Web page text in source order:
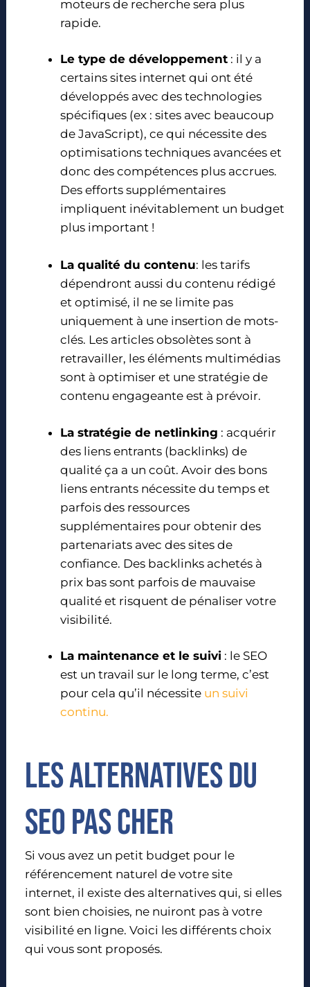
moteurs de recherche sera plus
rapide.
Le type de développement : il y a
certains sites internet qui ont été
développés avec des technologies
spécifiques (ex : sites avec beaucoup
de JavaScript), ce qui nécessite des
optimisations techniques avancées et
donc des compétences plus accrues.
Des efforts supplémentaires
impliquent inévitablement un budget
plus important !
La qualité du contenu: les tarifs
dépendront aussi du contenu rédigé
et optimisé, il ne se limite pas
uniquement à une insertion de mots-
clés. Les articles obsolètes sont à
retravailler, les éléments multimédias
sont à optimiser et une stratégie de
contenu engageante est à prévoir.
La stratégie de netlinking : acquérir
des liens entrants (backlinks) de
qualité ça a un coût. Avoir des bons
liens entrants nécessite du temps et
parfois des ressources
supplémentaires pour obtenir des
partenariats avec des sites de
confiance. Des backlinks achetés à
prix bas sont parfois de mauvaise
qualité et risquent de pénaliser votre
visibilité.
La maintenance et le suivi : le SEO
est un travail sur le long terme, c’est
pour cela qu’il nécessite un suivi
continu.
Les alternatives du
seo pas cher
Si vous avez un petit budget pour le
référencement naturel de votre site
internet, il existe des alternatives qui, si elles
sont bien choisies, ne nuiront pas à votre
visibilité en ligne. Voici les différents choix
qui vous sont proposés.